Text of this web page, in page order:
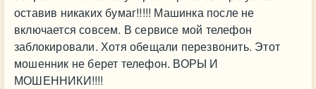
оставив никаких бумаг!!!!! Машинка после не
включается совсем. В сервисе мой телефон
заблокировали. Хотя обещали перезвонить. Этот
мошенник не берет телефон. ВОРЫ И
МОШЕННИКИ!!!!